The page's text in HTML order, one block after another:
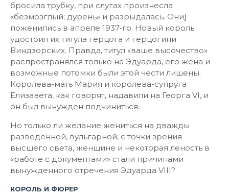
бросила трубку, при слугах произнесла
«безмозглый; дурень» и разрыдалась. Они]
поженились в апреле 1937-го. Новый король
удостоил их титула герцога и герцогини
Виндзорских. Правда, титул «ваше высочество»
распространялся только на Эдуарда, его жена и
возможные потомки были этой чести лишены.
Королева-мать Мария и королева-супруга
Елизавета, как говорят, надавили на Георга VI, и
он был вынужден подчиниться.
Но только ли желание жениться на дважды
разведенной, вульгарной, с точки зрения
высшего света, женщине и некоторая леность в
«работе с документами» стали причинами
вынужденного отречения Эдуарда VIII?
КОРОЛЬ И ФЮРЕР